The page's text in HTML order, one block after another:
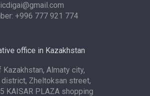
+996 777 921 774
office in Kazakhstan
Kazakhstan, Almaty city,
Zheltoksan street,
KAISAR PLAZA shopping